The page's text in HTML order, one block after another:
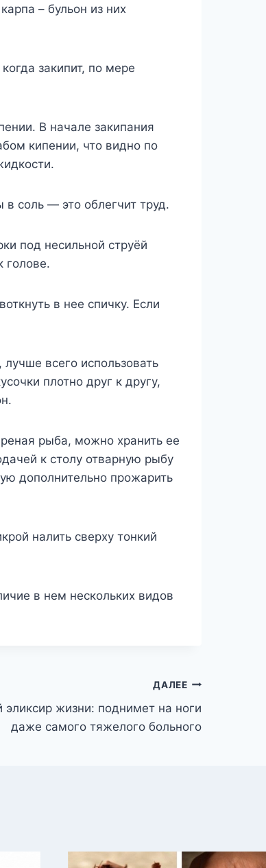
– бульон из них
закипит, по мере
В начале закипания
кипении, что видно по
соль — это облегчит труд.
под несильной струёй
голове.
в нее спичку. Если
всего использовать
плотно друг к другу,
рыба, можно хранить ее
к столу отварную рыбу
дополнительно прожарить
налить сверху тонкий
в нем нескольких видов
ДАЛЕЕ
эликсир жизни: поднимет на ноги
даже самого тяжелого больного